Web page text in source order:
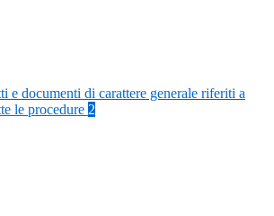
e documenti di carattere generale riferiti a
le procedure 2